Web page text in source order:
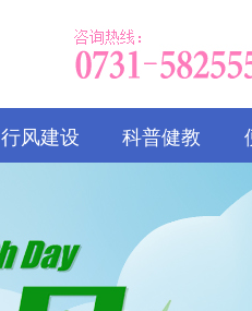
行风建设 科普健教